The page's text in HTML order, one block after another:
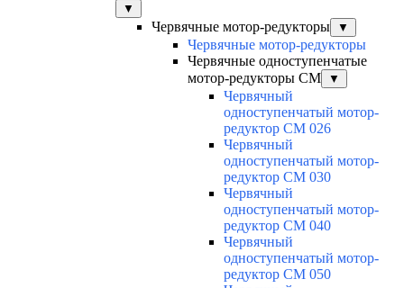
▼
Червячные мотор-редукторы ▼
Червячные мотор-редукторы
Червячные одноступенчатые
мотор-редукторы CM
▼
Червячный
одноступенчатый мотор-
редуктор CM 026
Червячный
одноступенчатый мотор-
редуктор CM 030
Червячный
одноступенчатый мотор-
редуктор CM 040
Червячный
одноступенчатый мотор-
редуктор CM 050